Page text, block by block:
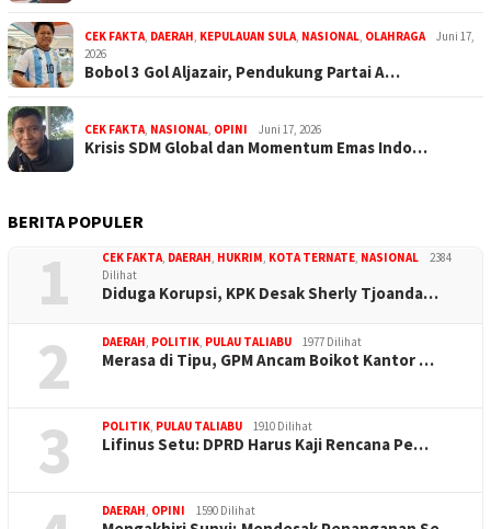
CEK FAKTA, DAERAH, KEPULAUAN SULA, NASIONAL, OLAHRAGA
Juni 17,
2026
Bobol 3 Gol Aljazair, Pendukung Partai A…
CEK FAKTA, NASIONAL, OPINI Juni 17, 2026
Krisis SDM Global dan Momentum Emas Indo…
BERITA POPULER
1 CEK FAKTA, DAERAH, HUKRIM, KOTA TERNATE, NASIONAL
2384
Dilihat
Diduga Korupsi, KPK Desak Sherly Tjoanda…
2 DAERAH, POLITIK, PULAU TALIABU 1977 Dilihat
Merasa di Tipu, GPM Ancam Boikot Kantor …
3 POLITIK, PULAU TALIABU 1910 Dilihat
Lifinus Setu: DPRD Harus Kaji Rencana Pe…
DAERAH, OPINI 1590 Dilihat